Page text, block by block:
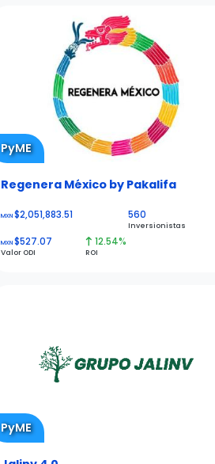
PyME
Regenera México by Pakalifa
MXN$2,051,883.51 560
Inversionistas
MXN$527.07
Valor ODI
12.54%
ROI
PyME